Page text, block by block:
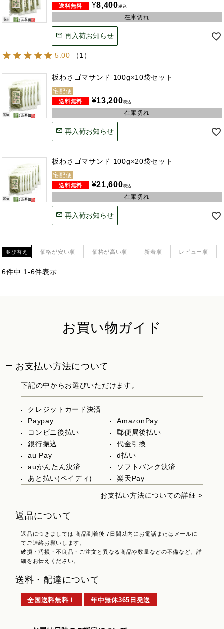
¥8,400税込
在庫切れ
再入荷お知らせ
5.00 （1）
板わさゴマサンド 100g×10袋セット
宅配便
¥13,200税込
在庫切れ
再入荷お知らせ
板わさゴマサンド 100g×20袋セット
宅配便
¥21,600税込
在庫切れ
再入荷お知らせ
並び替え 価格が安い順 価格が高い順 新着順 レビュー順
6件中 1-6件表示
お買い物ガイド
お支払い方法について
下記の中からお選びいただけます。
クレジットカード決済
Paypay
AmazonPay
コンビニ後払い
郵便局後払い
銀行振込
代金引換
au Pay
d払い
auかんたん決済
ソフトバンク決済
あと払い(ペイディ)
楽天Pay
お支払い方法についての詳細 >
返品について
返品につきましては 商品到着後 7日間以内にお電話またはメールに
てご連絡お願いします。
破損・汚損・不良品・ご注文と異なる商品や数量などの不備など、詳
細をお伝えください。
送料・配達について
全国送料無料！ 年中無休365日発送